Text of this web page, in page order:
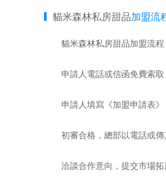
貓米森林私房甜品加盟流
貓米森林私房甜品加盟流程
申請人電話或信函免費索取
申請人填寫《加盟申請表》
初審合格，總部以電話或傳
洽談合作意向，提交市場拓